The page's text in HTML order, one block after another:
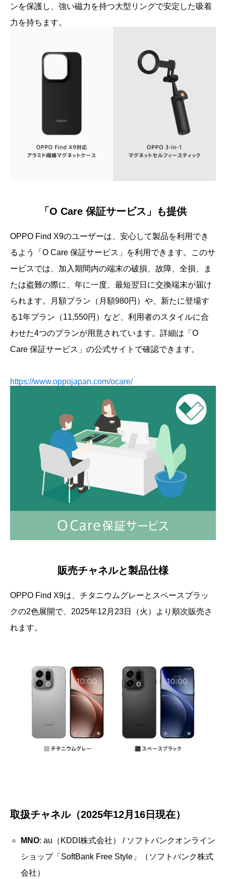
ンを保護し、強い磁力を持つ大型リングで安定した吸着
力を持ちます。
「O Care 保証サービス」も提供
OPPO Find X9のユーザーは、安心して製品を利用でき
るよう「O Care 保証サービス」を利用できます。このサ
ービスでは、加入期間内の端末の破損、故障、全損、ま
たは盗難の際に、年に一度、最短翌日に交換端末が届け
られます。月額プラン（月額980円）や、新たに登場す
る1年プラン（11,550円）など、利用者のスタイルに合
わせた4つのプランが用意されています。詳細は「O
Care 保証サービス」の公式サイトで確認できます。
https://www.oppojapan.com/ocare/
販売チャネルと製品仕様
OPPO Find X9は、チタニウムグレーとスペースブラッ
クの2色展開で、2025年12月23日（火）より順次販売さ
れます。
取扱チャネル（2025年12月16日現在）
MNO: au（KDDI株式会社） / ソフトバンクオンライン
ショップ「SoftBank Free Style」（ソフトバンク株式
会社）